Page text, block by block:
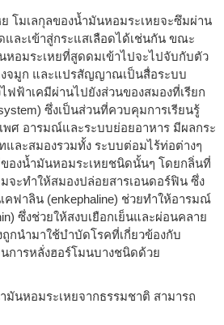
โมเลกุลของน้ำมันหอมระเหยจะซึมผ่าน
และเข้าสู่กระแสเลือดได้เช่นกัน ขณะ
หอมระเหยที่สูดดมเข้าไปจะไปจับกับตัว
งจมูก และแปรสัญญาณเป็นสื่อระบบ
ฟ้าเคมีผ่านไปยังส่วนของสมองที่เรียก
ซึ่งเป็นส่วนที่ควบคุมการเรียนรู้
พศ อารมณ์และระบบย่อยอาหาร มีผลกระ
และสมองรวมทั้ง ระบบต่อมไร้ท่อต่างๆ
ของน้ำมันหอมระเหยชนิดนั้นๆ โดยกลิ่นที่
จะทำให้สมองปล่อยสารเอนดอร์ฟิน ซึ่ง
คฟาลิน (enkephaline) ช่วยทำให้อารมณ์
ซึ่งช่วยให้สงบเยือกเย็นและผ่อนคลาย
กนำมาใช้บำบัดโรคที่เกี่ยวข้องกับ
การหลั่งฮอร์โมนบางชนิดด้วย
มันหอมระเหยจากธรรมชาติ สามารถ